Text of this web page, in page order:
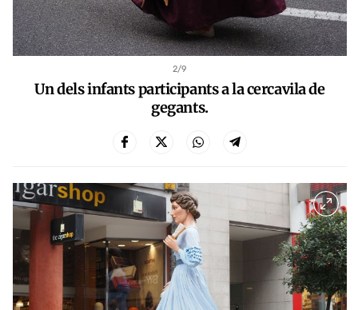
2/9
Un dels infants participants a la cercavila de
gegants.